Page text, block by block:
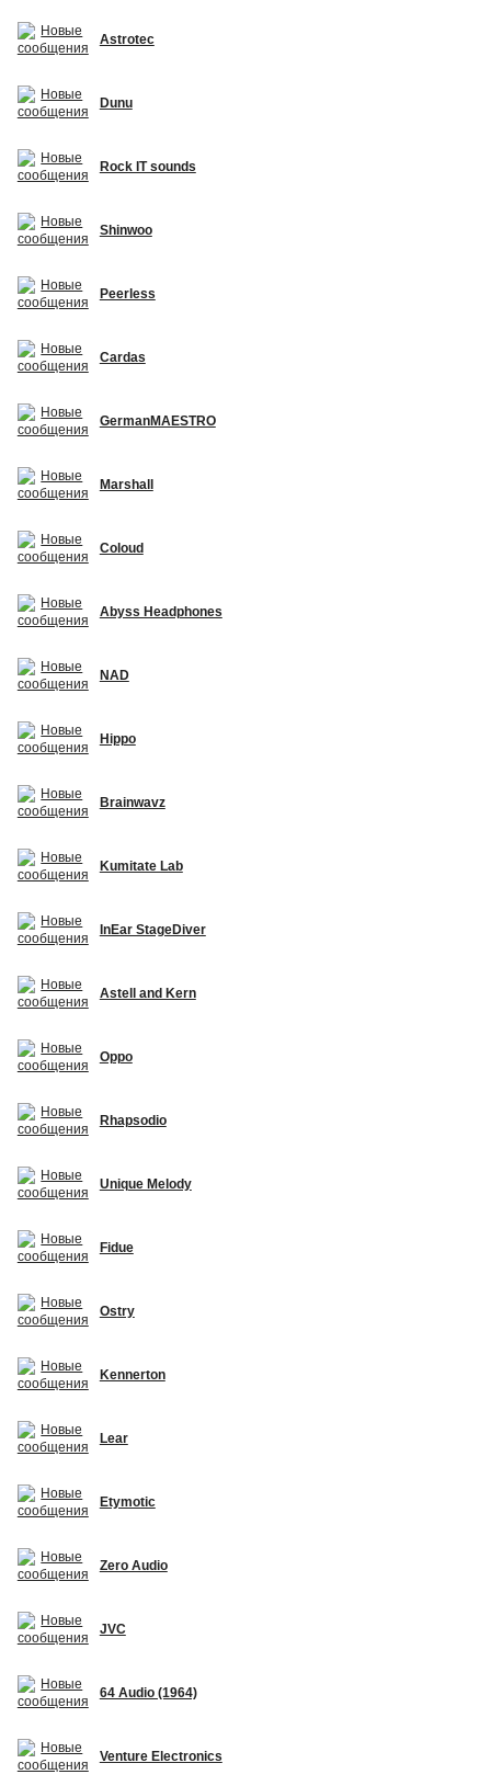
Astrotec
Dunu
Rock IT sounds
Shinwoo
Peerless
Cardas
GermanMAESTRO
Marshall
Coloud
Abyss Headphones
NAD
Hippo
Brainwavz
Kumitate Lab
InEar StageDiver
Astell and Kern
Oppo
Rhapsodio
Unique Melody
Fidue
Ostry
Kennerton
Lear
Etymotic
Zero Audio
JVC
64 Audio (1964)
Venture Electronics